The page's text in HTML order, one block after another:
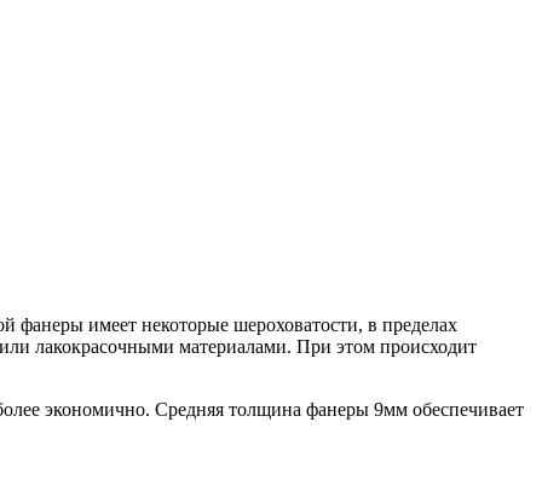
имеет некоторые шероховатости, в пределах
лакокрасочными материалами. При этом происходит
экономично. Средняя толщина фанеры 9мм обеспечивает